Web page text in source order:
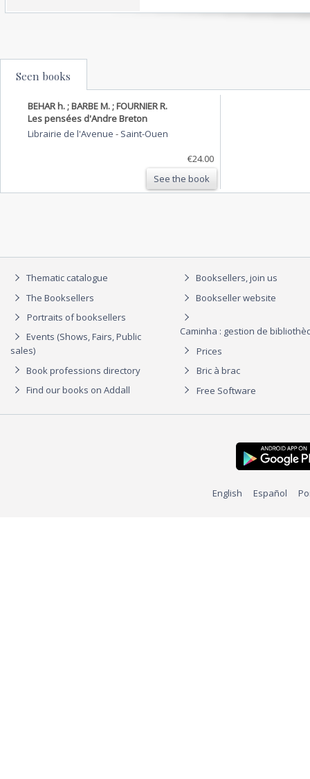
Seen books
BEHAR h. ; BARBE M. ; FOURNIER R.
Les pensées d'Andre Breton
Librairie de l'Avenue - Saint-Ouen
€24.00
See the book
Thematic catalogue
The Booksellers
Portraits of booksellers
Events (Shows, Fairs, Public
sales)
Book professions directory
Find our books on Addall
Booksellers, join us
Bookseller website
Caminha : gestion de
Prices
Bric à brac
Free Software
English Español